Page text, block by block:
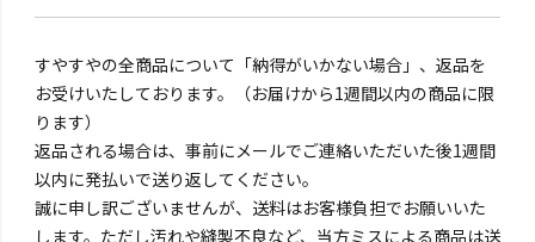
すやすやの全商品について「納得がいかない場合」、返品を
お受けいたしております。（お届けから1週間以内の商品に限
ります）
返品される場合は、事前にメールでご連絡いただいた後1週間
以内に発払いで送り返してください。
誠に申し訳ございませんが、送料はお客様負担でお願いいた
します。ただし汚れや縫製不良など、当方ミスによる商品は送